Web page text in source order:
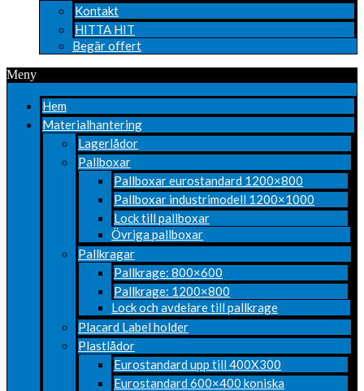
Kontakt
HITTA HIT
Begär offert
Meny
Hem
Materialhantering
Lagerlådor
Pallboxar
Pallboxar eurostandard 1200×800
Pallboxar industrimodell 1200×1000
Lock till pallboxar
Övriga pallboxar
Pallkragar
Pallkrage: 800×600
Pallkrage: 1200×800
Lock och avdelare till pallkrage
Placard Label holder
Plastlådor
Eurostandard upp till 400X300
Eurostandard 600×400 koniska